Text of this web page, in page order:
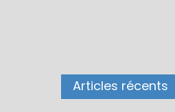
Articles récents